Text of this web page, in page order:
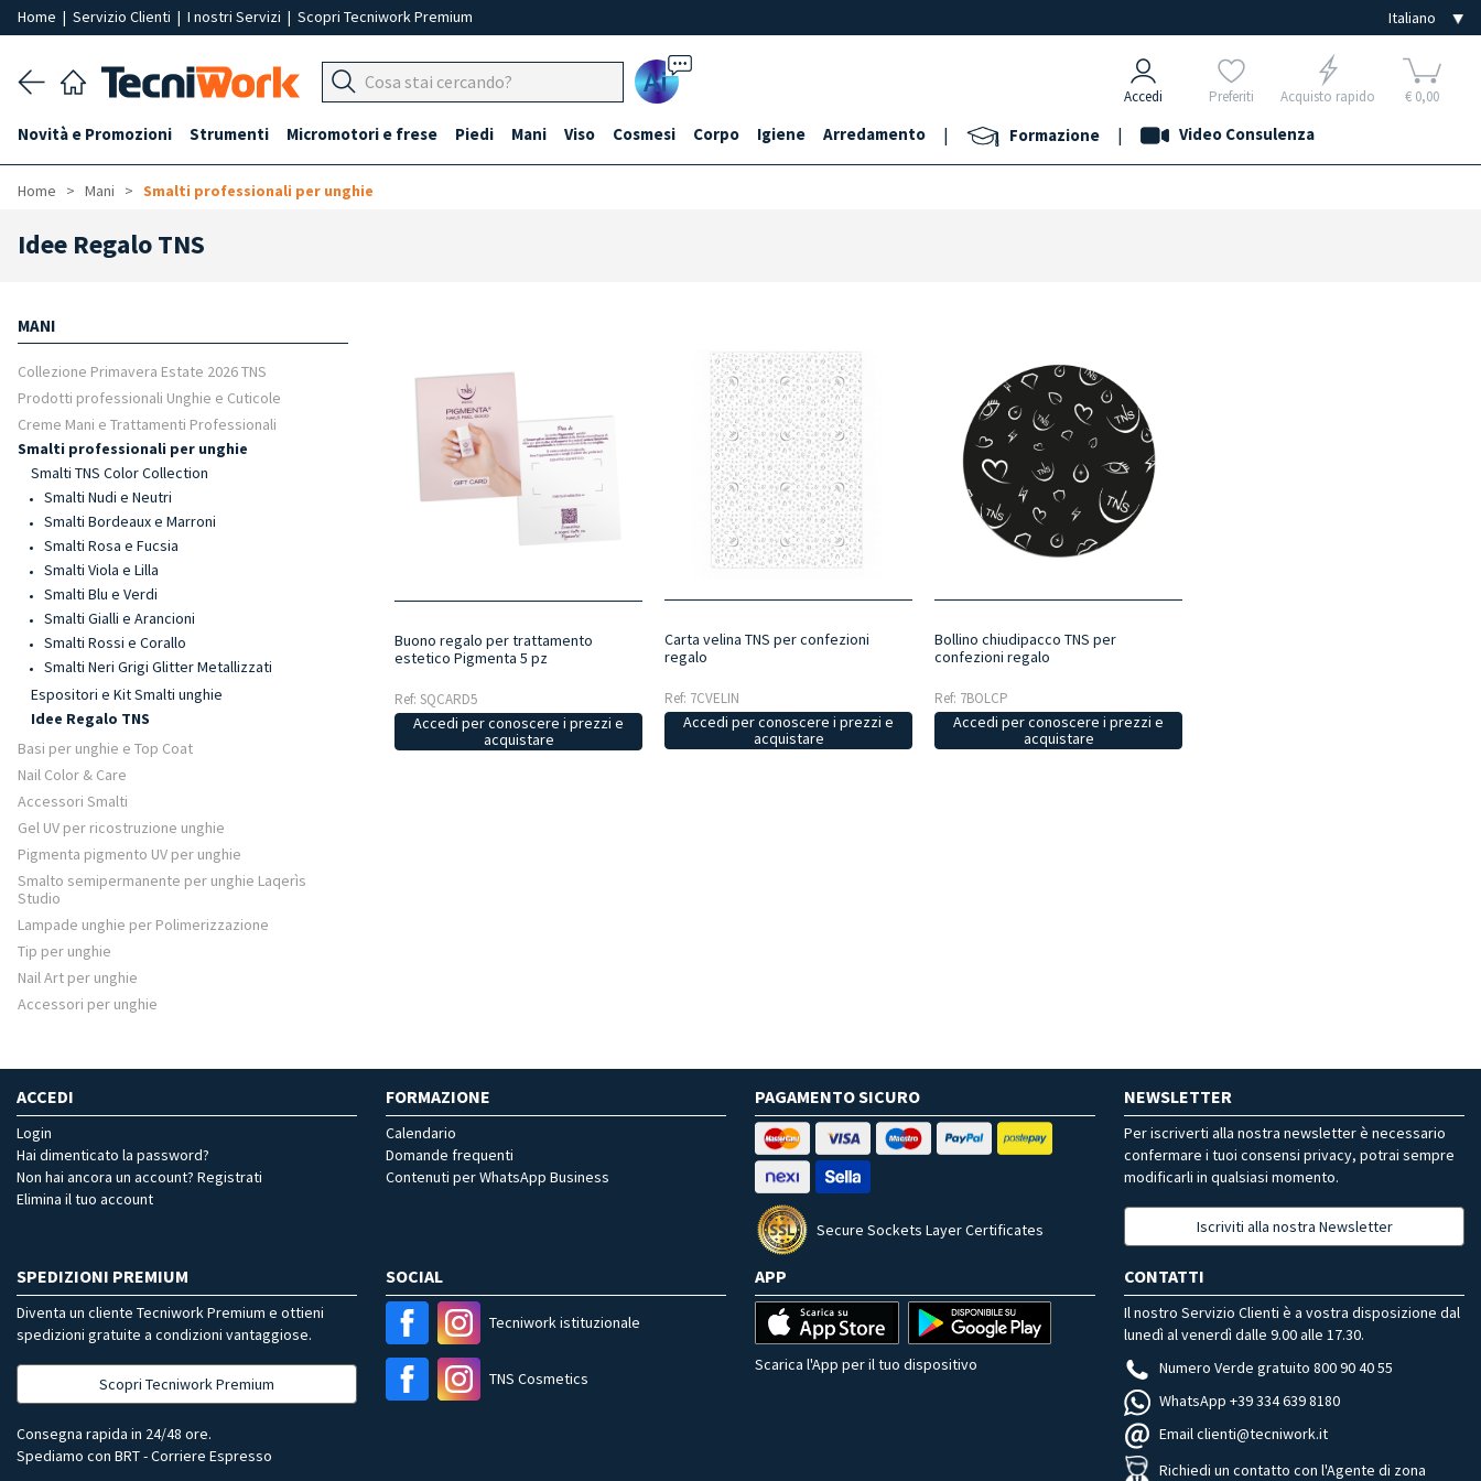
Home | Servizio Clienti | I nostri Servizi | Scopri Tecniwork Premium
Ai Accedi Preferiti Acquisto rapido € 0,00
Novità e Promozioni Strumenti Micromotori e frese Piedi Mani Viso Cosmesi Corpo Igiene Arredamento | Formazione | Video Consulenza
Home Mani Smalti professionali per unghie
Idee Regalo TNS
MANI
Collezione Primavera Estate 2026 TNS
Prodotti professionali Unghie e Cuticole
Creme Mani e Trattamenti Professionali
Smalti professionali per unghie
Smalti TNS Color Collection
Smalti Nudi e Neutri
Smalti Bordeaux e Marroni
Smalti Rosa e Fucsia
Smalti Viola e Lilla
Smalti Blu e Verdi
Smalti Gialli e Arancioni
Smalti Rossi e Corallo
Smalti Neri Grigi Glitter Metallizzati
Espositori e Kit Smalti unghie
Idee Regalo TNS
Basi per unghie e Top Coat
Nail Color & Care
Accessori Smalti
Gel UV per ricostruzione unghie
Pigmenta pigmento UV per unghie
Smalto semipermanente per unghie Laqerìs
Studio
Lampade unghie per Polimerizzazione
Tip per unghie
Nail Art per unghie
Accessori per unghie
Buono regalo per trattamento
estetico Pigmenta 5 pz
Ref: SQCARD5
Accedi per conoscere i prezzi e
acquistare
Carta velina TNS per confezioni
regalo
Ref: 7CVELIN
Accedi per conoscere i prezzi e
acquistare
Bollino chiudipacco TNS per
confezioni regalo
Ref: 7BOLCP
Accedi per conoscere i prezzi e
acquistare
ACCEDI
Login
Hai dimenticato la password?
Non hai ancora un account? Registrati
Elimina il tuo account
FORMAZIONE
Calendario
Domande frequenti
Contenuti per WhatsApp Business
PAGAMENTO SICURO
Secure Sockets Layer Certificates
NEWSLETTER
Per iscriverti alla nostra newsletter è necessario
confermare i tuoi consensi privacy, potrai sempre
modificarli in qualsiasi momento.
Iscriviti alla nostra Newsletter
SPEDIZIONI PREMIUM
Diventa un cliente Tecniwork Premium e ottieni
spedizioni gratuite a condizioni vantaggiose.
Scopri Tecniwork Premium
Consegna rapida in 24/48 ore.
Spediamo con BRT - Corriere Espresso
SOCIAL
Tecniwork istituzionale
TNS Cosmetics
APP
Scarica l'App per il tuo dispositivo
CONTATTI
Il nostro Servizio Clienti è a vostra disposizione dal
lunedì al venerdì dalle 9.00 alle 17.30.
Numero Verde gratuito 800 90 40 55
WhatsApp +39 334 639 8180
Email clienti@tecniwork.it
Richiedi un contatto con l'Agente di zona